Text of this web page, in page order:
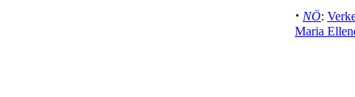
· NÖ:
Maria